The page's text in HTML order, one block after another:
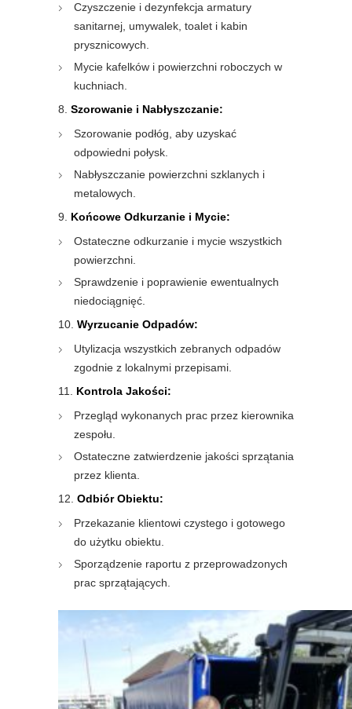
Czyszczenie i dezynfekcja armatury
sanitarnej, umywalek, toalet i kabin
prysznicowych.
Mycie kafelków i powierzchni roboczych w
kuchniach.
Szorowanie i Nabłyszczanie:
Szorowanie podłóg, aby uzyskać
odpowiedni połysk.
Nabłyszczanie powierzchni szklanych i
metalowych.
Końcowe Odkurzanie i Mycie:
Ostateczne odkurzanie i mycie wszystkich
powierzchni.
Sprawdzenie i poprawienie ewentualnych
niedociągnięć.
Wyrzucanie Odpadów:
Utylizacja wszystkich zebranych odpadów
zgodnie z lokalnymi przepisami.
Kontrola Jakości:
Przegląd wykonanych prac przez kierownika
zespołu.
Ostateczne zatwierdzenie jakości sprzątania
przez klienta.
Odbiór Obiektu:
Przekazanie klientowi czystego i gotowego
do użytku obiektu.
Sporządzenie raportu z przeprowadzonych
prac sprzątających.